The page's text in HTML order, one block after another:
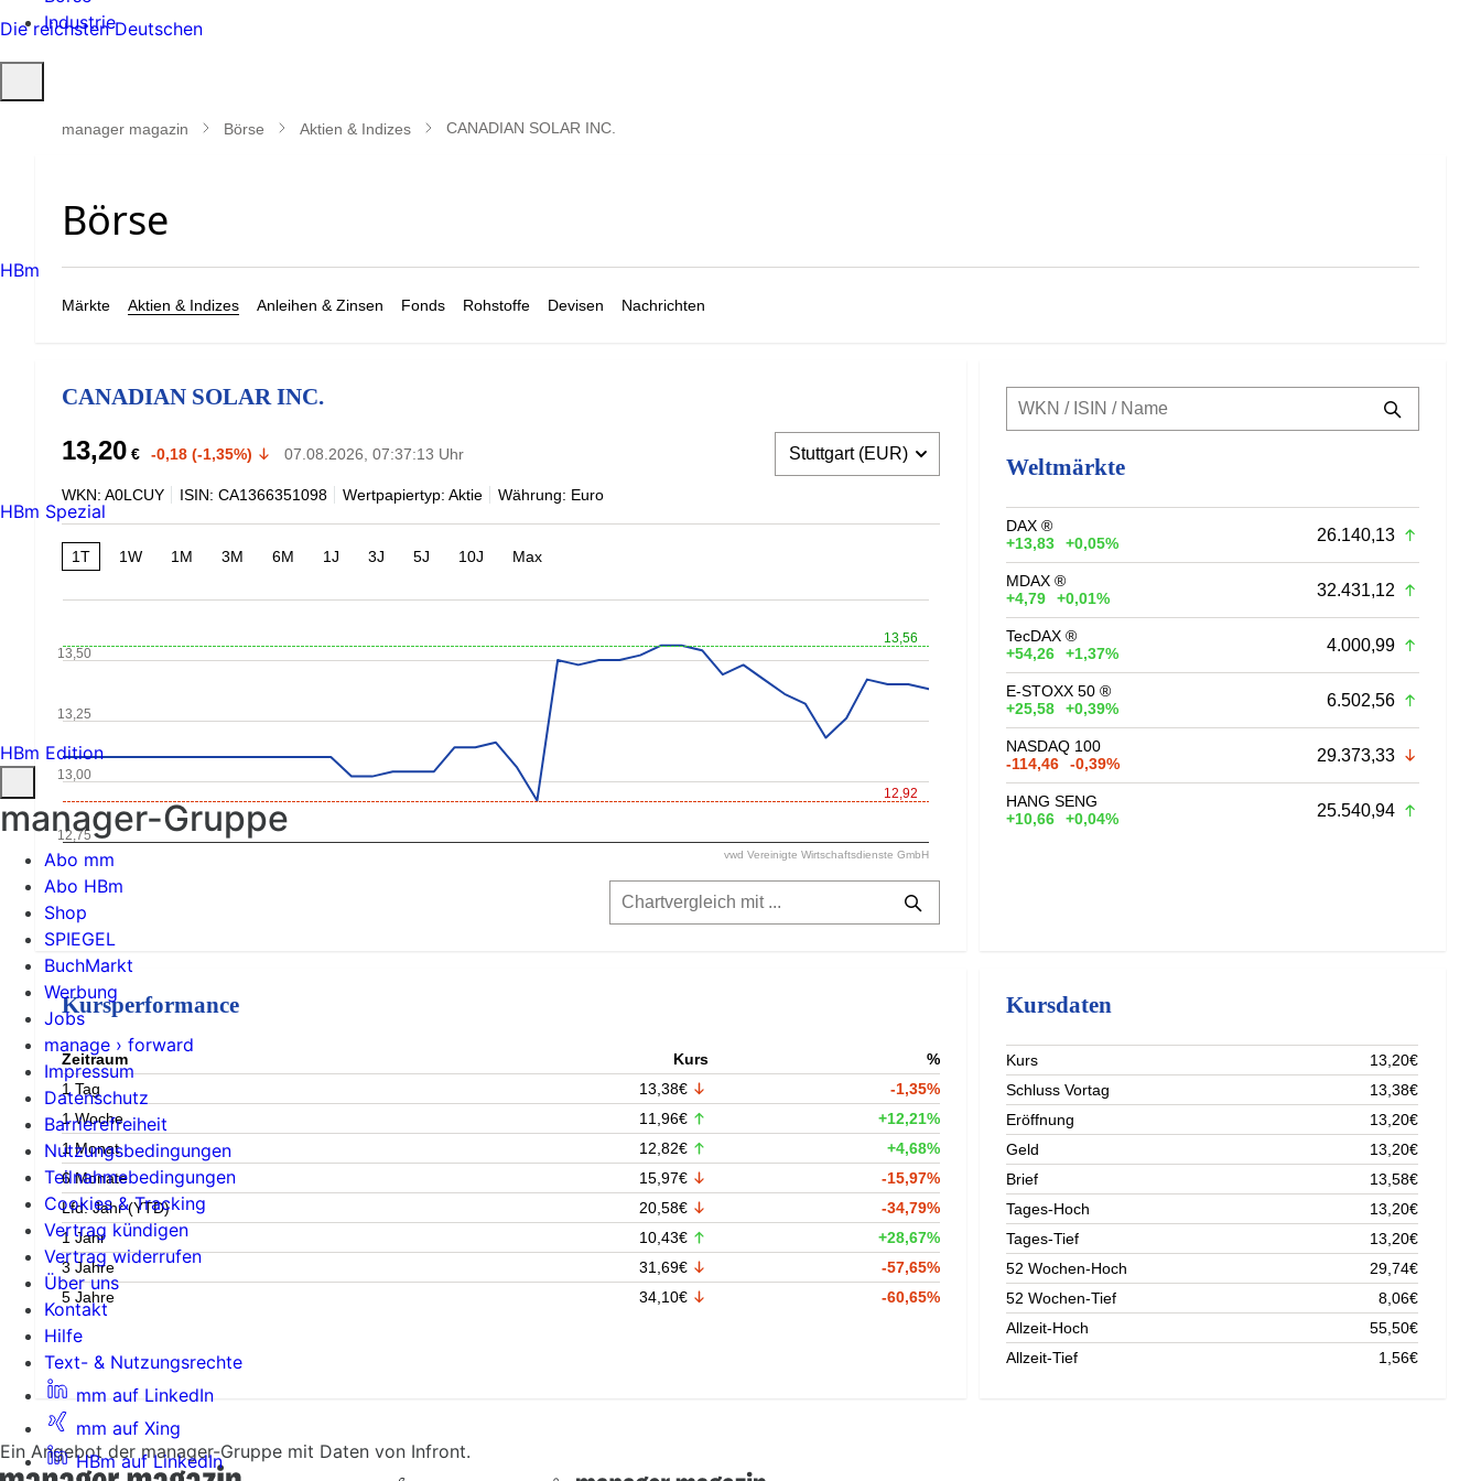
Industrie
öffnen
manager magazin Börse Aktien & Indizes CANADIAN SOLAR INC.
Märkte Aktien & Indizes Anleihen & Zinsen Fonds Rohstoffe Devisen Nachrichten
CANADIAN SOLAR INC.
13,20 € -0,18 (-1,35%) 07.08.2026, 07:37:13 Uhr
WKN: A0LCUY ISIN: CA1366351098 Wertpapiertyp: Aktie Währung: Euro
1T 1W 1M 3M 6M 1J 3J 5J 10J Max
13,56
12,92
12,75
13,00
13,25
13,50
vwd Vereinigte Wirtschaftsdienste GmbH
Weltmärkte
DAX ®
+13,83
+0,05% 26.140,13
MDAX ®
+4,79
+0,01% 32.431,12
TecDAX ®
+54,26
+1,37% 4.000,99
E-STOXX 50 ®
+25,58
+0,39% 6.502,56
NASDAQ 100
-114,46
-0,39% 29.373,33
HANG SENG
+10,66
+0,04% 25.540,94
Kursperformance
Zeitraum Kurs
%
1 Tag
13,38€
-1,35%
1 Woche
11,96€
+12,21%
1 Monat
12,82€
+4,68%
6 Monate
15,97€
-15,97%
Lfd. Jahr (YTD)
20,58€
-34,79%
1 Jahr
10,43€
+28,67%
3 Jahre
31,69€
-57,65%
5 Jahre
34,10€ -60,65%
Kursdaten
Kurs
13,20€
Schluss Vortag
13,38€
Eröffnung
13,20€
Geld
13,20€
Brief
13,58€
Tages-Hoch
13,20€
Tages-Tief
13,20€
52 Wochen-Hoch
29,74€
52 Wochen-Tief
8,06€
Allzeit-Hoch
55,50€
Allzeit-Tief
1,56€
Ein Angebot der manager-Gruppe mit Daten von Infront.
Die reichsten Deutschen
HBm
HBm Spezial
HBm Edition
manager-Gruppe
Abo mm
Abo HBm
Shop
SPIEGEL
BuchMarkt
Werbung
Jobs
manage › forward
Impressum
Datenschutz
Barrierefreiheit
Nutzungsbedingungen
Teilnahmebedingungen
Cookies & Tracking
Vertrag kündigen
Vertrag widerrufen
Über uns
Kontakt
Hilfe
Text- & Nutzungsrechte
mm auf LinkedIn
mm auf Xing
HBm auf LinkedIn